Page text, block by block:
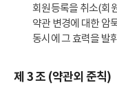
회원등록을 취소(회
약관 변경에 대한 암
동시에 그 효력을 발
제 3 조 (약관외 준칙)